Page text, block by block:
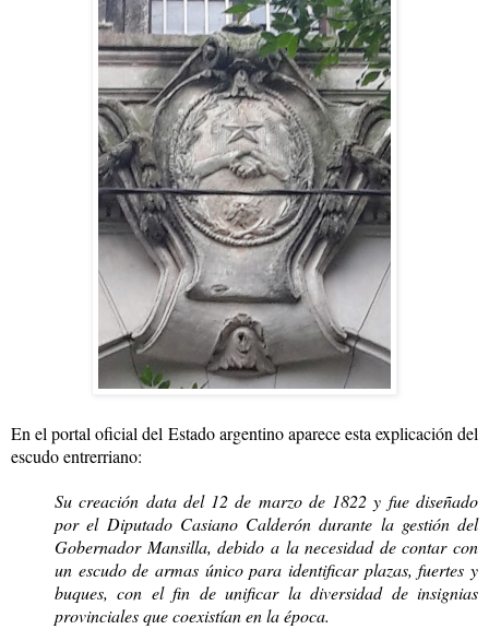
En el portal oficial del Estado argentino aparece esta explicación del
escudo entrerriano:
Su creación data del 12 de marzo de 1822 y fue diseñado
por el Diputado Casiano Calderón durante la gestión del
Gobernador Mansilla, debido a la necesidad de contar con
un escudo de armas único para identificar plazas, fuertes y
buques, con el fin de unificar la diversidad de insignias
provinciales que coexistían en la época.